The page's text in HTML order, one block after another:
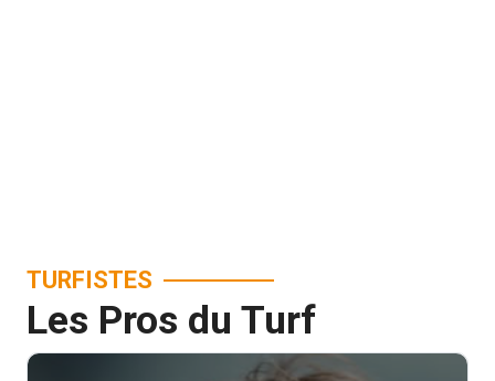
TURFISTES
Les Pros du Turf